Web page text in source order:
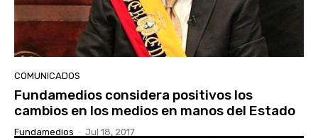
COMUNICADOS
Fundamedios considera positivos los
cambios en los medios en manos del Estado
Fundamedios - Jul 18, 2017